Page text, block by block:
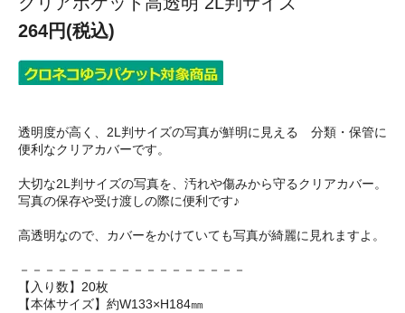
264円(税込)
透明度が高く、2L判サイズの写真が鮮明に見える 分類・保管に
便利なクリアカバーです。
大切な2L判サイズの写真を、汚れや傷みから守るクリアカバー。
写真の保存や受け渡しの際に便利です♪
高透明なので、カバーをかけていても写真が綺麗に見れますよ。
－－－－－－－－－－－－－－－－－－
【入り数】20枚
【本体サイズ】約W133×H184㎜